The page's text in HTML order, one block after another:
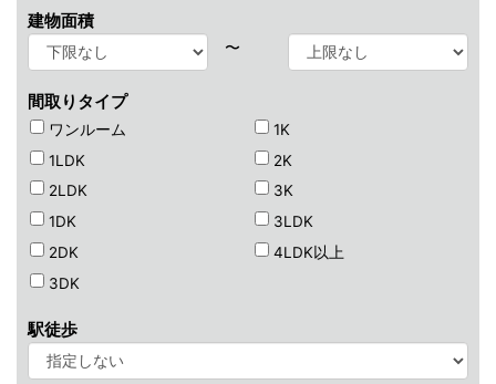
建物面積
〜
間取りタイプ
ワンルーム
1LDK
2LDK
1K
2K
3K
1DK
2DK
3DK
3LDK
4LDK以上
駅徒歩